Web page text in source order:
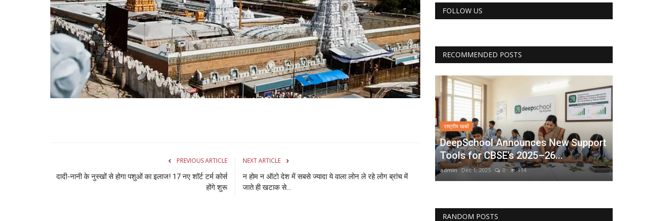
PREVIOUS ARTICLE
दादी-नानी के नुस्खों से होगा पशुओं का इलाज! 17 नए शॉर्ट टर्म कोर्स
होंगे शुरू
NEXT ARTICLE
न होम न ऑटो देश में सबसे ज्यादा ये वाला लोन ले रहे लोग ब्रांच में
जाते ही खटाक से...
FOLLOW US
RECOMMENDED POSTS
राष्ट्रीय खबरें
DeepSchool Announces New Support
Tools for CBSE’s 2025–26...
admin Dec 1, 2025 0 114
RANDOM POSTS